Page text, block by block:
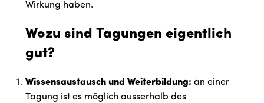
Wirkung haben.
Wozu sind Tagungen eigentlich
gut?
Wissensaustausch und Weiterbildung: an einer
Tagung ist es möglich ausserhalb des